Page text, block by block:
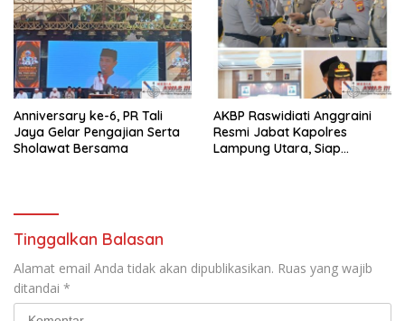
Anniversary ke-6, PR Tali
Jaya Gelar Pengajian Serta
Sholawat Bersama
AKBP Raswidiati Anggraini
Resmi Jabat Kapolres
Lampung Utara, Siap
Tinggalkan Balasan
Alamat email Anda tidak akan dipublikasikan. Ruas yang wajib
ditandai *